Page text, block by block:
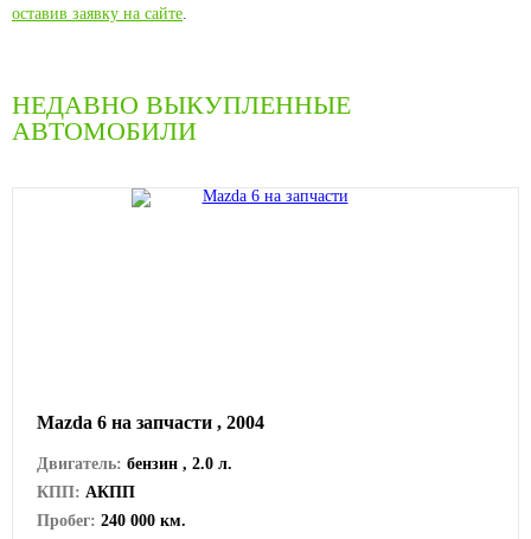
оставив заявку на сайте.
НЕДАВНО ВЫКУПЛЕННЫЕ
АВТОМОБИЛИ
Mazda 6 на запчасти , 2004
Двигатель: бензин , 2.0 л.
КПП: АКПП
Пробег: 240 000 км.